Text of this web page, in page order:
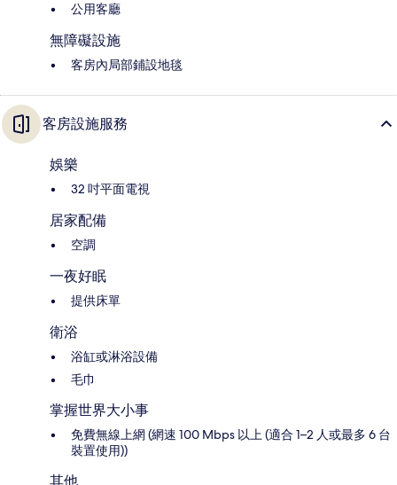
公用客廳
無障礙設施
客房內局部鋪設地毯
客房設施服務
娛樂
32 吋平面電視
居家配備
空調
一夜好眠
提供床單
衛浴
浴缸或淋浴設備
毛巾
掌握世界大小事
免費無線上網 (網速 100 Mbps 以上 (適合 1–2 人或最多 6 台
裝置使用))
其他